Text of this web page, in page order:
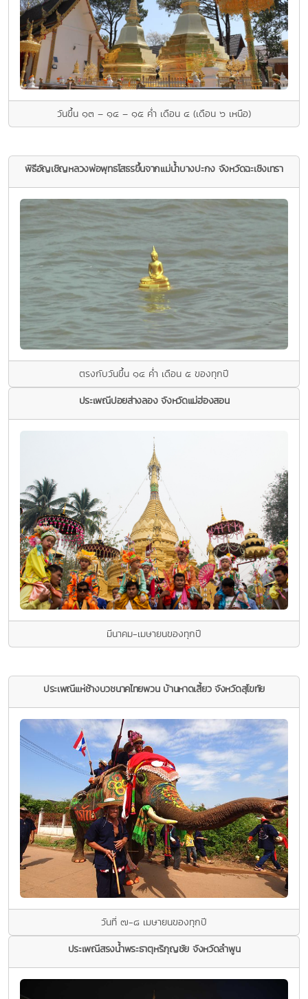
วันขึ้น ๑๓ – ๑๔ – ๑๕ ค่ำ เดือน ๔ (เดือน ๖ เหนือ)
พิธีอัญเชิญหลวงพ่อพุทธโสธรขึ้นจากแม่นํ้าบางปะกง จังหวัดฉะเชิงเทรา
ตรงกับวันขึ้น ๑๔ ค่ำ เดือน ๕ ของทุกปี
ประเพณีปอยส่างลอง จังหวัดแม่ฮ่องสอน
มีนาคม-เมษายนของทุกปี
ประเพณีแห่ช้างบวชนาคไทยพวน บ้านหาดเสี้ยว จังหวัดสุโขทัย
วันที่ ๗-๘ เมษายนของทุกปี
ประเพณีสรงนํ้าพระธาตุหริภุญชัย จังหวัดลําพูน